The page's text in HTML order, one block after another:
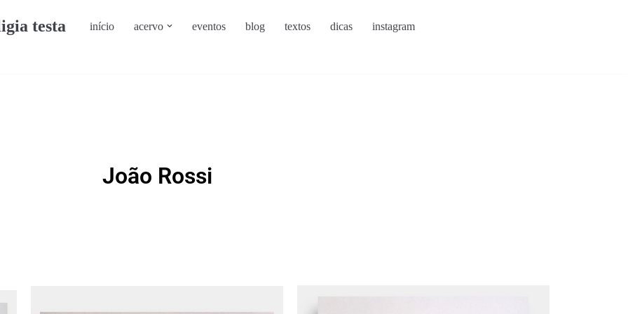
testa início acervo eventos blog textos dicas instagram
João Rossi